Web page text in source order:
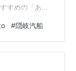
すめの「あえ
島根の離島、
Entô（エント
の隠岐に建つ
トウ）」の宿
#隠岐汽船